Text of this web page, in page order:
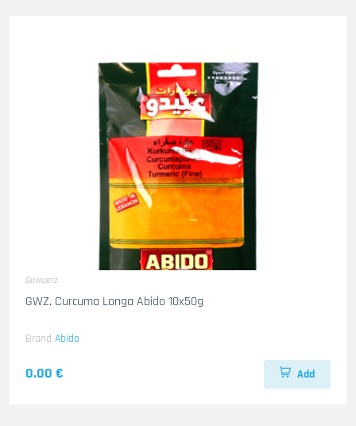
Gewuerz
GWZ. Curcuma Longa Abido 10x50g
Brand Abido
0.00 € Add